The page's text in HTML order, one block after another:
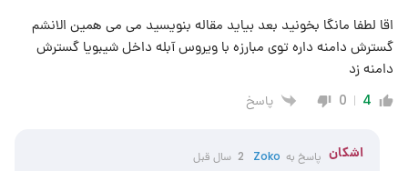
اقا لطفا مانگا بخونید بعد بیاید مقاله بنویسید می می همین الانشم
گسترش دامنه داره توی مبارزه با ویروس آبله داخل شیبویا گسترش
دامنه زد
4
0 پاسخ
اشکان پاسخ به Zoko 2 سال قبل